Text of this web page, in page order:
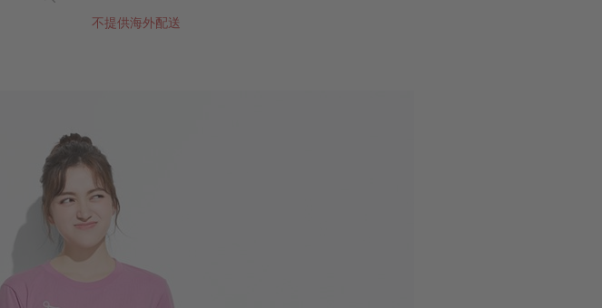
不提供海外配送